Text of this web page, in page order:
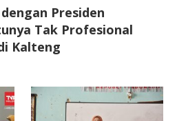
Presiden
Tak Profesional
Kalteng